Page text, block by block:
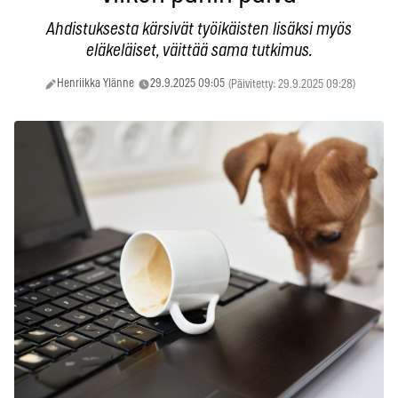
Ahdistuksesta kärsivät työikäisten lisäksi myös
eläkeläiset, väittää sama tutkimus.
Henriikka Ylänne 29.9.2025 09:05 (Päivitetty: 29.9.2025 09:28)